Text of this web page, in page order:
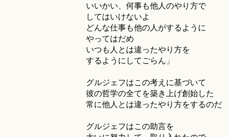
いいかい、何事も他人のやり方で
してはいけないよ
どんな仕事も他の人がするように
やってはだめ
いつも人とは違ったやり方を
するようにしてごらん」
グルジェフはこの考えに基づいて
彼の哲学の全てを築き上げ創始した
常に他人とは違ったやり方をするのだ
グルジェフはこの助言を